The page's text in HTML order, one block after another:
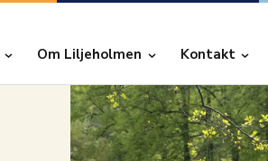
Om Liljeholmen Kontakt